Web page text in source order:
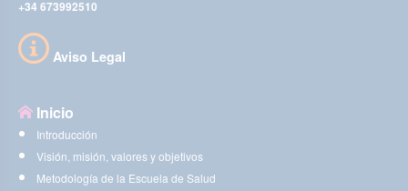
+34 673992510
Aviso Legal
Inicio
Introducción
Visión, misión, valores y objetivos
Metodología de la Escuela de Salud